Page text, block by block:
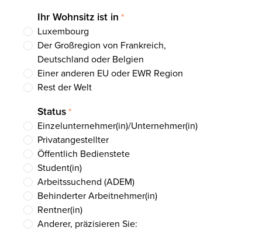
Ihr Wohnsitz ist in *
Luxembourg
Der Großregion von Frankreich,
Deutschland oder Belgien
Einer anderen EU oder EWR Region
Rest der Welt
Status*
Einzelunternehmer(in)/Unternehmer(in)
Privatangestellter
Öffentlich Bedienstete
Student(in)
Arbeitssuchend (ADEM)
Behinderter Arbeitnehmer(in)
Rentner(in)
Anderer, präzisieren Sie: